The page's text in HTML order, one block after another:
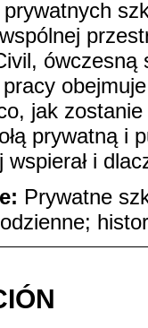
jak
prywatną i
i
Prywatne